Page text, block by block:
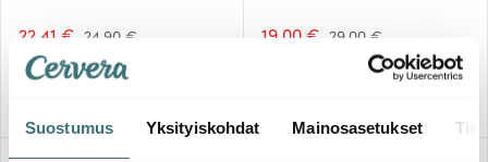
Suostumus Yksityiskohdat Mainosasetukset
22.41 € 24.90 €
Saatavilla
19.00 € 29.00 €